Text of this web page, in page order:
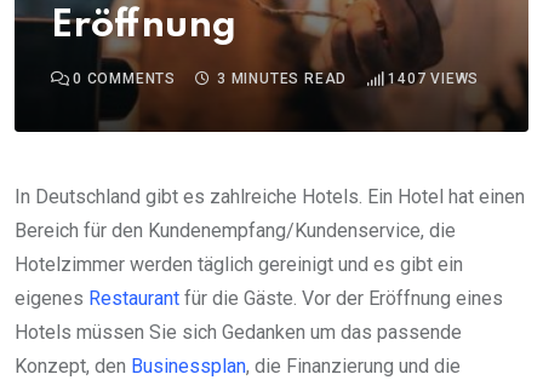
Eröffnung
0 COMMENTS 3 MINUTES READ 1407 VIEWS
In Deutschland gibt es zahlreiche Hotels. Ein Hotel hat einen
Bereich für den Kundenempfang/Kundenservice, die
Hotelzimmer werden täglich gereinigt und es gibt ein
eigenes Restaurant für die Gäste. Vor der Eröffnung eines
Hotels müssen Sie sich Gedanken um das passende
Konzept, den Businessplan, die Finanzierung und die